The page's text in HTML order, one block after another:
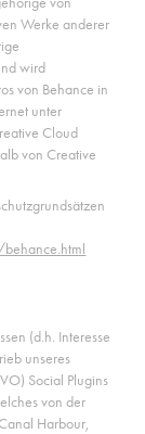
Werke anderer
wird
von Behance in
unter
Cloud
von Creative
(d.h. Interesse
unseres
Social Plugins
von der
Harbour,